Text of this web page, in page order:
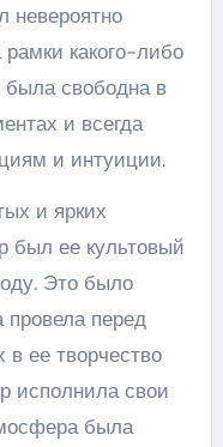
невероятно
какого-либо
была свободна в
и всегда
и интуиции.
и ярких
был ее культовый
Это было
провела перед
ее творчество
исполнила свои
была